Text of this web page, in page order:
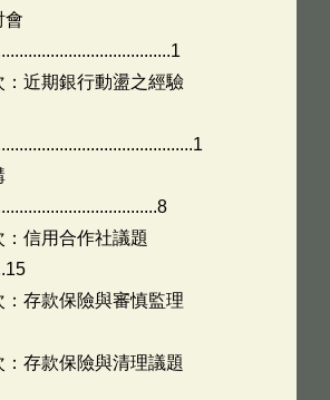
會
：近期銀行動盪之經驗
信用合作社議題
：存款保險與審慎監理
：存款保險與清理議題